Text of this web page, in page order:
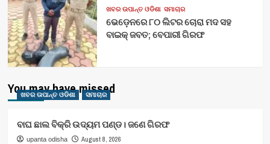
ଖବର ଉପାନ୍ତ ଓଡିଶା ସମାଚାର
ଭେଡ଼େନରେ ୮୦ ଲିଟର ଚୋରା ମଦ ସହ
ବାଇକ୍ ଜବତ; ବେପାରୀ ଗିରଫ
You may have missed
ଖବର ଉପାନ୍ତ ଓଡିଶା ସମାଚାର
ବାଘ ଛାଲ ବିକ୍ରି ଉଦ୍ୟମ ପଣ୍ଡ। ଜଣେ ଗିରଫ
upanta odisha August 8, 2026